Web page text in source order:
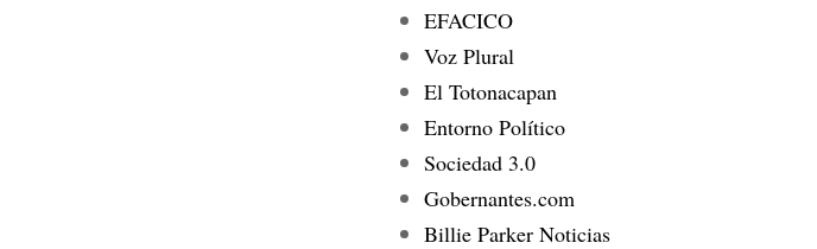
EFACICO
Voz Plural
El Totonacapan
Entorno Político
Sociedad 3.0
Gobernantes.com
Billie Parker Noticias